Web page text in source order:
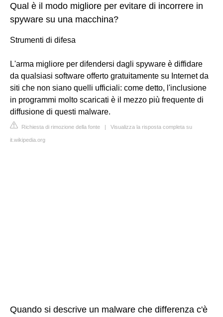
Qual è il modo migliore per evitare di incorrere in
spyware su una macchina?
Strumenti di difesa
L'arma migliore per difendersi dagli spyware è diffidare
da qualsiasi software offerto gratuitamente su Internet da
siti che non siano quelli ufficiali: come detto, l'inclusione
in programmi molto scaricati è il mezzo più frequente di
diffusione di questi malware.
Richiesta di rimozione della fonte | Visualizza la risposta completa su
it.wikipedia.org
Quando si descrive un malware che differenza c'è